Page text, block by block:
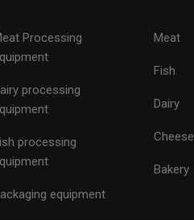
Processing
processing
processing
equipment
Meat
Fish
Dairy
Cheese
Bakery